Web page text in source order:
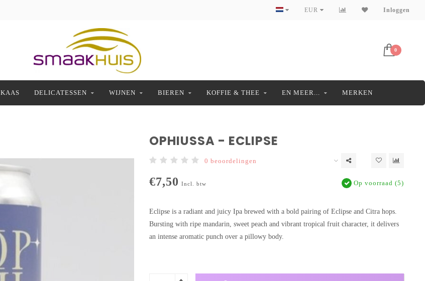
EUR Inloggen
0
KAAS DELICATESSEN WIJNEN BIEREN KOFFIE & THEE EN MEER... MERKEN
OPHIUSSA - ECLIPSE
0 beoordelingen
€7,50 Incl. btw Op voorraad (5)
Eclipse is a radiant and juicy Ipa brewed with a bold pairing of Eclipse and Citra hops.
Bursting with ripe mandarin, sweet peach and vibrant tropical fruit character, it delivers
an intense aromatic punch over a pillowy body.